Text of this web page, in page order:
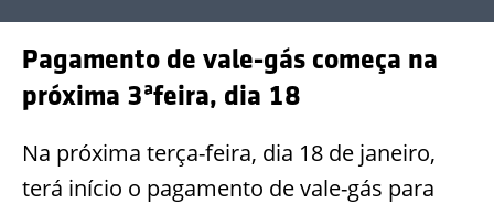
Pagamento de vale-gás começa na
próxima 3ªfeira, dia 18
Na próxima terça-feira, dia 18 de janeiro,
terá início o pagamento de vale-gás para